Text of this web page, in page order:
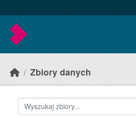
Zbiory danych